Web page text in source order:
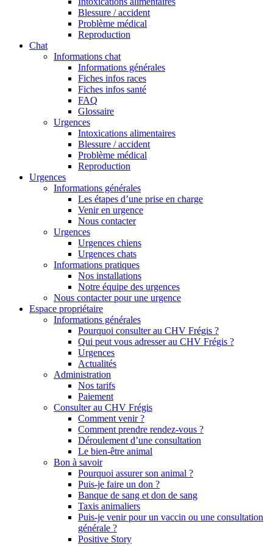
Blessure / accident
Problème médical
Reproduction
Chat
Informations chat
Informations générales
Fiches infos races
Fiches infos santé
FAQ
Glossaire
Urgences
Intoxications alimentaires
Blessure / accident
Problème médical
Reproduction
Urgences
Informations générales
Les étapes d’une prise en charge
Venir en urgence
Nous contacter
Urgences
Urgences chiens
Urgences chats
Informations pratiques
Nos installations
Notre équipe des urgences
Nous contacter pour une urgence
Espace propriétaire
Informations générales
Pourquoi consulter au CHV Frégis ?
Qui peut vous adresser au CHV Frégis ?
Urgences
Actualités
Administration
Nos tarifs
Paiement
Consulter au CHV Frégis
Comment venir ?
Comment prendre rendez-vous ?
Déroulement d’une consultation
Le bien-être animal
Bon à savoir
Pourquoi assurer son animal ?
Puis-je faire un don ?
Banque de sang et don de sang
Taxis animaliers
Puis-je venir pour un vaccin ou une consultation
générale ?
Positive Story